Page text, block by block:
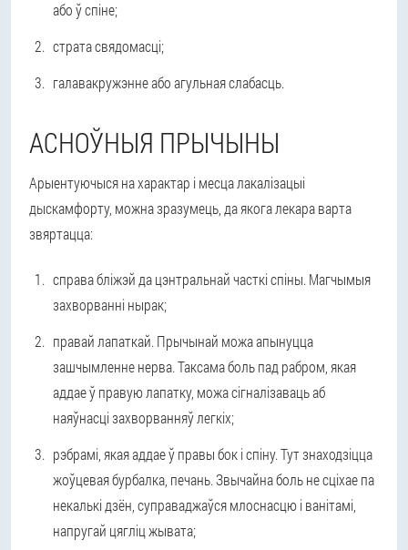
або ў спіне;
страта свядомасці;
галавакружэнне або агульная слабасць.
АСНОЎНЫЯ ПРЫЧЫНЫ
Арыентуючыся на характар і месца лакалізацыі
дыскамфорту, можна зразумець, да якога лекара варта
звяртацца:
справа бліжэй да цэнтральнай часткі спіны. Магчымыя
захворванні нырак;
правай лапаткай. Прычынай можа апынуцца
зашчымленне нерва. Таксама боль пад рабром, якая
аддае ў правую лапатку, можа сігналізаваць аб
наяўнасці захворванняў легкіх;
рэбрамі, якая аддае ў правы бок і спіну. Тут знаходзіцца
жоўцевая бурбалка, печань. Звычайна боль не сціхае па
некалькі дзён, суправаджаўся млоснасцю і ванітамі,
напругай цягліц жывата;